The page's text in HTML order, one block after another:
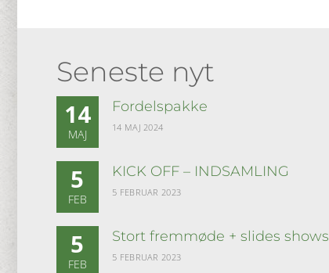
Seneste nyt
14
MAJ
Fordelspakke
14 MAJ 2024
5
FEB
KICK OFF – INDSAMLING
5 FEBRUAR 2023
5
FEB
Stort fremmøde + slides shows
5 FEBRUAR 2023